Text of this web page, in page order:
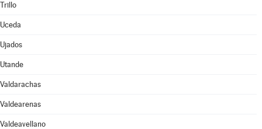
Trillo
Uceda
Ujados
Utande
Valdarachas
Valdearenas
Valdeavellano